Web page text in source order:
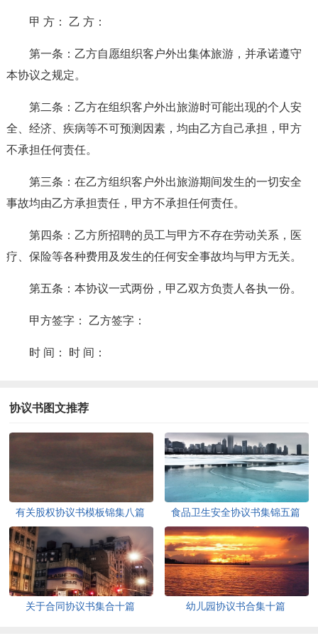
甲 方： 乙 方：
第一条：乙方自愿组织客户外出集体旅游，并承诺遵守
本协议之规定。
第二条：乙方在组织客户外出旅游时可能出现的个人安
全、经济、疾病等不可预测因素，均由乙方自己承担，甲方
不承担任何责任。
第三条：在乙方组织客户外出旅游期间发生的一切安全
事故均由乙方承担责任，甲方不承担任何责任。
第四条：乙方所招聘的员工与甲方不存在劳动关系，医
疗、保险等各种费用及发生的任何安全事故均与甲方无关。
第五条：本协议一式两份，甲乙双方负责人各执一份。
甲方签字： 乙方签字：
时 间： 时 间：
协议书图文推荐
有关股权协议书模板锦集八篇 食品卫生安全协议书集锦五篇
关于合同协议书集合十篇 幼儿园协议书合集十篇